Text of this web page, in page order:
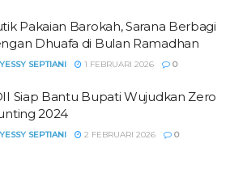
Pakaian Barokah, Sarana Berbagi
Dhuafa di Bulan Ramadhan
YESSY SEPTIANI 1 FEBRUARI 2026 0
Siap Bantu Bupati Wujudkan Zero
2024
YESSY SEPTIANI 2 FEBRUARI 2026 0